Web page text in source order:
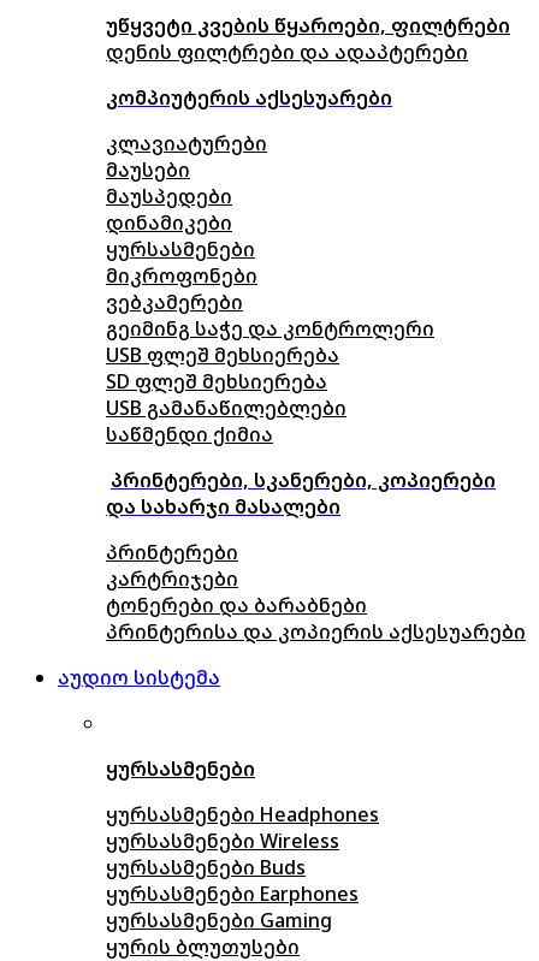
უწყვეტი კვების წყაროები, ფილტრები
დენის ფილტრები და ადაპტერები
კომპიუტერის აქსესუარები
კლავიატურები
მაუსები
მაუსპედები
დინამიკები
ყურსასმენები
მიკროფონები
ვებკამერები
გეიმინგ საჭე და კონტროლერი
USB ფლეშ მეხსიერება
SD ფლეშ მეხსიერება
USB გამანაწილებლები
საწმენდი ქიმია
პრინტერები, სკანერები, კოპიერები
და სახარჯი მასალები
პრინტერები
კარტრიჯები
ტონერები და ბარაბნები
პრინტერისა და კოპიერის აქსესუარები
აუდიო სისტემა
ყურსასმენები
ყურსასმენები Headphones
ყურსასმენები Wireless
ყურსასმენები Buds
ყურსასმენები Earphones
ყურსასმენები Gaming
ყურის ბლუთუსები